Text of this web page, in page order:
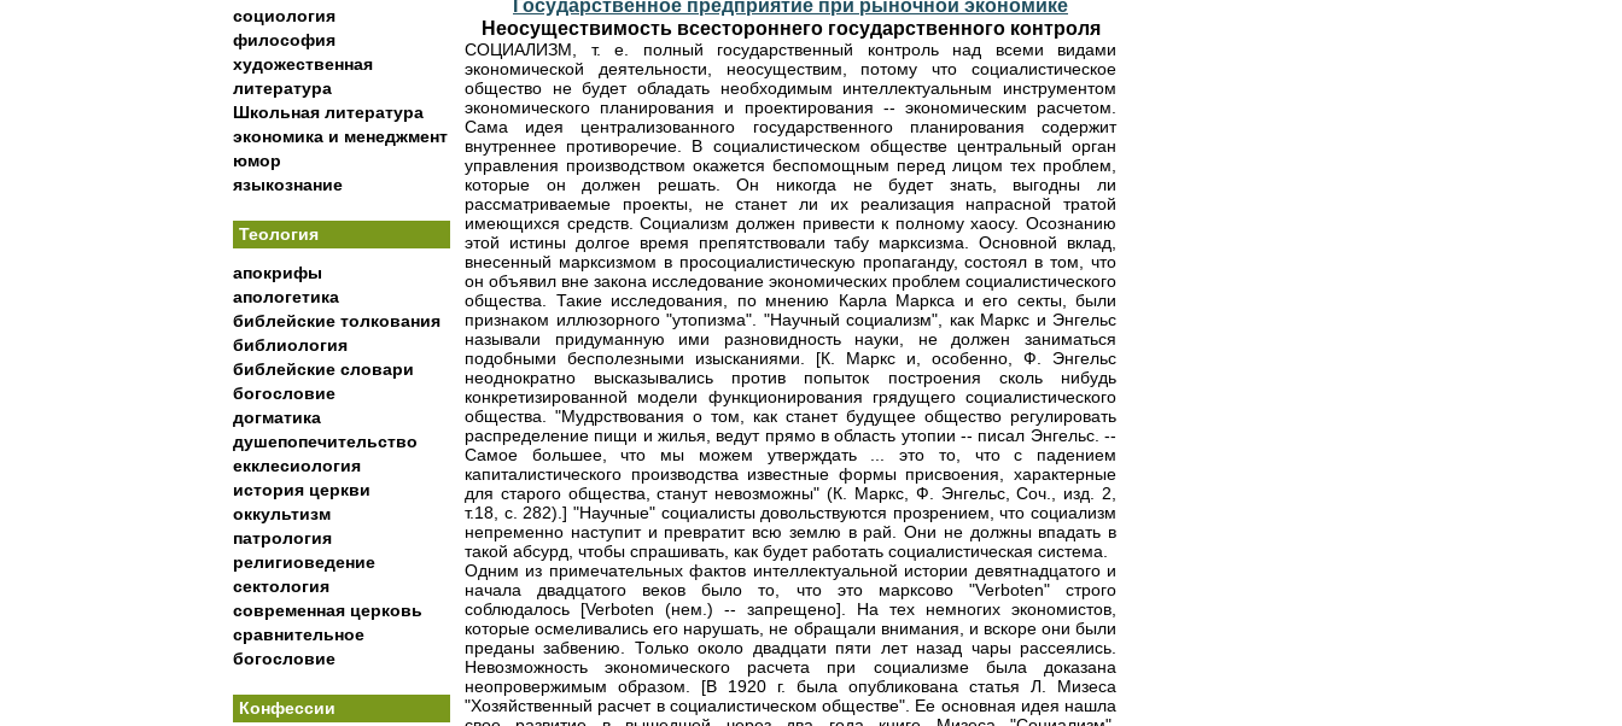
социология
философия
художественная
литература
Школьная литература
экономика и менеджмент
юмор
языкознание
Теология
апокрифы
апологетика
библейские толкования
библиология
библейские словари
богословие
догматика
душепопечительство
екклесиология
история церкви
оккультизм
патрология
религиоведение
сектология
современная церковь
сравнительное
богословие
Конфессии
Государственное предприятие при рыночной экономике
Неосуществимость всестороннего государственного контроля
СОЦИАЛИЗМ, т. е. полный государственный контроль над всеми видами
экономической деятельности, неосуществим, потому что социалистическое
общество не будет обладать необходимым интеллектуальным инструментом
экономического планирования и проектирования -- экономическим расчетом.
Сама идея централизованного государственного планирования содержит
внутреннее противоречие. В социалистическом обществе центральный орган
управления производством окажется беспомощным перед лицом тех проблем,
которые он должен решать. Он никогда не будет знать, выгодны ли
рассматриваемые проекты, не станет ли их реализация напрасной тратой
имеющихся средств. Социализм должен привести к полному хаосу. Осознанию
этой истины долгое время препятствовали табу марксизма. Основной вклад,
внесенный марксизмом в просоциалистическую пропаганду, состоял в том, что
он объявил вне закона исследование экономических проблем социалистического
общества. Такие исследования, по мнению Карла Маркса и его секты, были
признаком иллюзорного "утопизма". "Научный социализм", как Маркс и Энгельс
называли придуманную ими разновидность науки, не должен заниматься
подобными бесполезными изысканиями. [К. Маркс и, особенно, Ф. Энгельс
неоднократно высказывались против попыток построения сколь нибудь
конкретизированной модели функционирования грядущего социалистического
общества. "Мудрствования о том, как станет будущее общество регулировать
распределение пищи и жилья, ведут прямо в область утопии -- писал Энгельс. --
Самое большее, что мы можем утверждать ... это то, что с падением
капиталистического производства известные формы присвоения, характерные
для старого общества, станут невозможны" (К. Маркс, Ф. Энгельс, Соч., изд. 2,
т.18, с. 282).] "Научные" социалисты довольствуются прозрением, что социализм
непременно наступит и превратит всю землю в рай. Они не должны впадать в
такой абсурд, чтобы спрашивать, как будет работать социалистическая система.
Одним из примечательных фактов интеллектуальной истории девятнадцатого и
начала двадцатого веков было то, что это марксово "Verboten" строго
соблюдалось [Verboten (нем.) -- запрещено]. На тех немногих экономистов,
которые осмеливались его нарушать, не обращали внимания, и вскоре они были
преданы забвению. Только около двадцати пяти лет назад чары рассеялись.
Невозможность экономического расчета при социализме была доказана
неопровержимым образом. [В 1920 г. была опубликована статья Л. Мизeса
"Хозяйственный расчет в социалистическом обществе". Ее основная идея нашла